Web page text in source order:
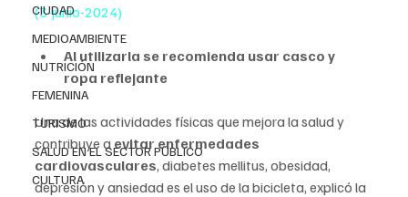
CIUDAD
MEDIOAMBIENTE
NUTRICIÓN
FEMENINA
TURISMO
SALUD EN EL SECTOR PÚBLICO
CULTURA
(3-junio-2024)
Al utilizarla se recomienda usar casco y
ropa reflejante
Una de las actividades físicas que mejora la salud y
contribuye a evitar enfermedades
cardiovasculares, diabetes mellitus, obesidad,
depresión y ansiedad es el uso de la bicicleta, explicó la